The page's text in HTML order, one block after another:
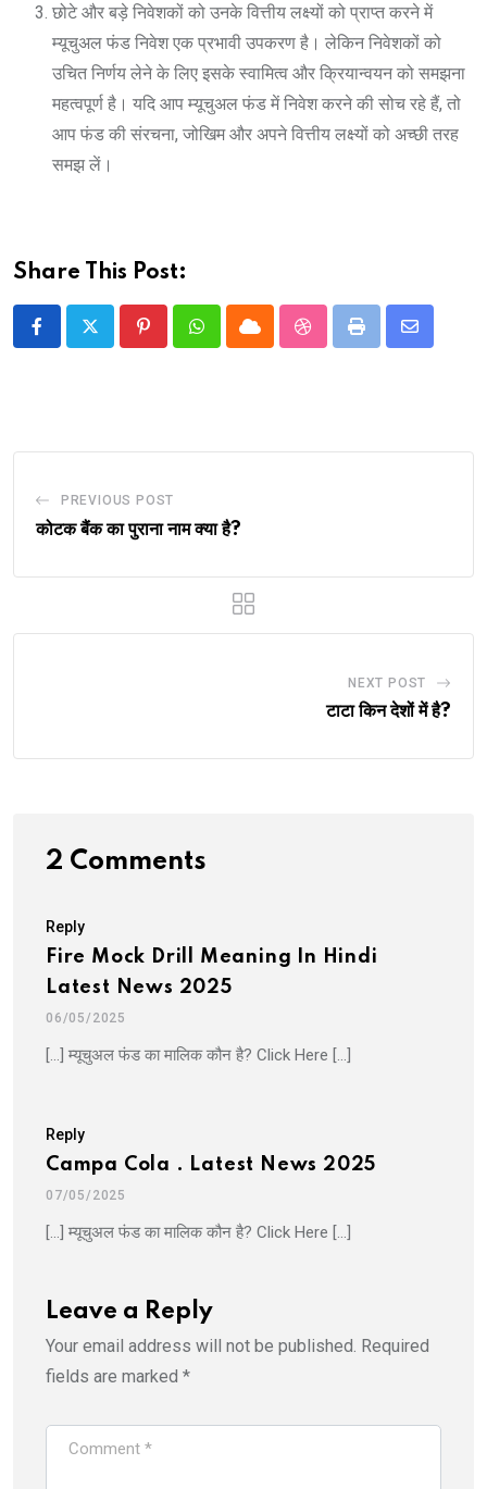
छोटे और बड़े निवेशकों को उनके वित्तीय लक्ष्यों को प्राप्त करने में
म्यूचुअल फंड निवेश एक प्रभावी उपकरण है। लेकिन निवेशकों को
उचित निर्णय लेने के लिए इसके स्वामित्व और क्रियान्वयन को समझना
महत्वपूर्ण है। यदि आप म्यूचुअल फंड में निवेश करने की सोच रहे हैं, तो
आप फंड की संरचना, जोखिम और अपने वित्तीय लक्ष्यों को अच्छी तरह
समझ लें।
Share This Post:
PinterestWhatsappCloud StumbleUpon
Print
Share
PREVIOUS POST
कोटक बैंक का पुराना नाम क्या है?
NEXT POST
टाटा किन देशों में है?
2 Comments
Reply
Fire Mock Drill Meaning In Hindi
Latest News 2025
06/05/2025
[…] म्यूचुअल फंड का मालिक कौन है? Click Here […]
Reply
Campa Cola . Latest News 2025
07/05/2025
[…] म्यूचुअल फंड का मालिक कौन है? Click Here […]
Leave a Reply
Your email address will not be published. Required
fields are marked *